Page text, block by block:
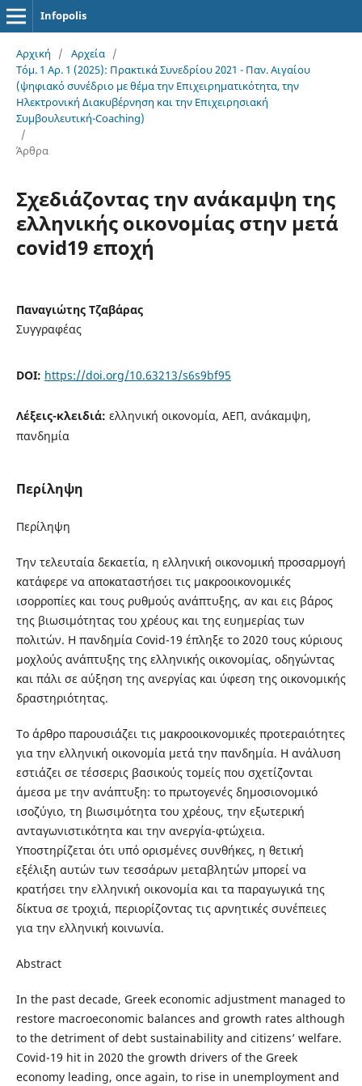
Infopolis
Αρχική / Αρχεία /
Τόμ. 1 Αρ. 1 (2025): Πρακτικά Συνεδρίου 2021 - Παν. Αιγαίου
(ψηφιακό συνέδριο με θέμα την Επιχειρηματικότητα, την
Ηλεκτρονική Διακυβέρνηση και την Επιχειρησιακή
Συμβουλευτική-Coaching)
/
Άρθρα
Σχεδιάζοντας την ανάκαμψη της
ελληνικής οικονομίας στην μετά
covid19 εποχή
Παναγιώτης Τζαβάρας
Συγγραφέας
DOI: https://doi.org/10.63213/s6s9bf95
Λέξεις-κλειδιά: ελληνική οικονομία, ΑΕΠ, ανάκαμψη,
πανδημία
Περίληψη
Περίληψη
Την τελευταία δεκαετία, η ελληνική οικονομική προσαρμογή
κατάφερε να αποκαταστήσει τις μακροοικονομικές
ισορροπίες και τους ρυθμούς ανάπτυξης, αν και εις βάρος
της βιωσιμότητας του χρέους και της ευημερίας των
πολιτών. Η πανδημία Covid-19 έπληξε το 2020 τους κύριους
μοχλούς ανάπτυξης της ελληνικής οικονομίας, οδηγώντας
και πάλι σε αύξηση της ανεργίας και ύφεση της οικονομικής
δραστηριότητας.
Το άρθρο παρουσιάζει τις μακροοικονομικές προτεραιότητες
για την ελληνική οικονομία μετά την πανδημία. Η ανάλυση
εστιάζει σε τέσσερις βασικούς τομείς που σχετίζονται
άμεσα με την ανάπτυξη: το πρωτογενές δημοσιονομικό
ισοζύγιο, τη βιωσιμότητα του χρέους, την εξωτερική
ανταγωνιστικότητα και την ανεργία-φτώχεια.
Υποστηρίζεται ότι υπό ορισμένες συνθήκες, η θετική
εξέλιξη αυτών των τεσσάρων μεταβλητών μπορεί να
κρατήσει την ελληνική οικονομία και τα παραγωγικά της
δίκτυα σε τροχιά, περιορίζοντας τις αρνητικές συνέπειες
για την ελληνική κοινωνία.
Abstract
In the past decade, Greek economic adjustment managed to
restore macroeconomic balances and growth rates although
to the detriment of debt sustainability and citizens’ welfare.
Covid-19 hit in 2020 the growth drivers of the Greek
economy leading, once again, to rise in unemployment and